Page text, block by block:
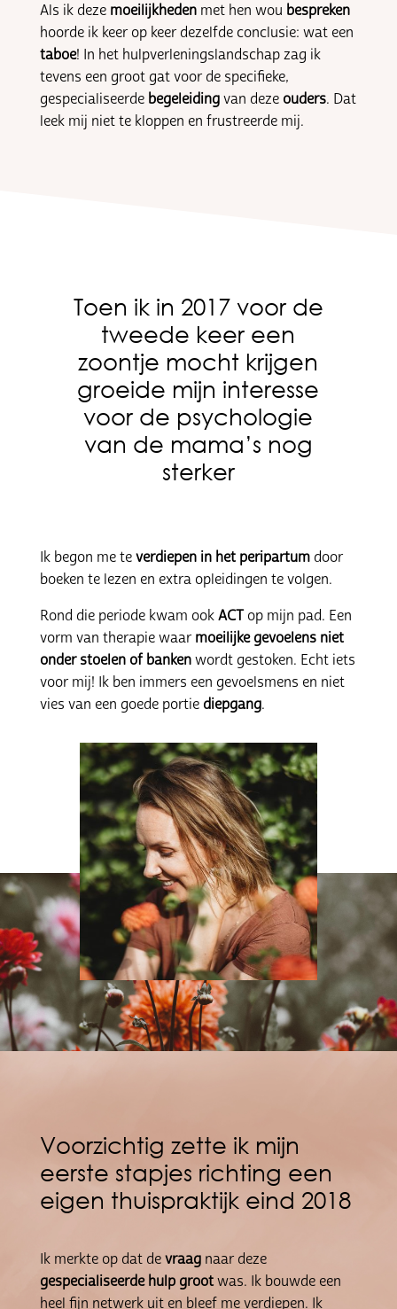
Als ik deze moeilijkhedenmet hen wou bespreken
hoorde ik keer op keer dezelfde conclusie: wat een
taboe! In het hulpverleningslandschap zag ik
tevens een groot gat voor de specifieke,
gespecialiseerde begeleidingvan deze ouders. Dat
leek mij niet te kloppen en frustreerde mij.
Toen ik in 2017 voor de
tweede keer een
zoontje mocht krijgen
groeide mijn interesse
voor de psychologie
van de mama’s nog
sterker
Ik begon me te verdiepen in het peripartumdoor
boeken te lezen en extra opleidingen te volgen.
Rond die periode kwam ook ACTop mijn pad. Een
vorm van therapie waar moeilijke gevoelens niet
onder stoelen of bankenwordt gestoken. Echt iets
voor mij! Ik ben immers een gevoelsmens en niet
vies van een goede portie diepgang.
Voorzichtig zette ik mijn
eerste stapjes richting een
eigen thuispraktijk eind 2018
Ik merkte op dat de vraagnaar deze
gespecialiseerde hulp grootwas. Ik bouwde een
heel fijn netwerk uit en bleef me verdiepen. Ik